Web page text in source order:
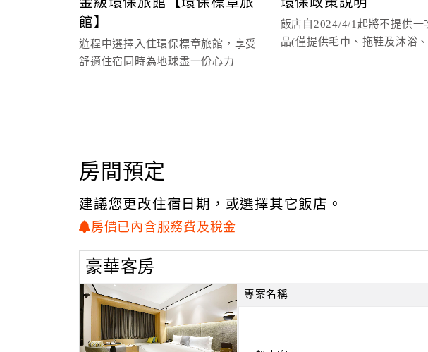
館】
遊程中選擇入住環保標章旅館，享受
舒適住宿同時為地球盡一份心力
飯店自2024/4/1起將不提供一
品(僅提供毛巾、拖鞋及沐浴
房間預定
建議您更改住宿日期，或選擇其它飯店。
房價已內含服務費及稅金
豪華客房
專案名稱